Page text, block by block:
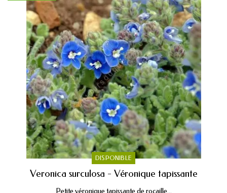
DISPONIBLE
Veronica surculosa - Véronique tapissante
Petite véronique tapissante de rocaille...